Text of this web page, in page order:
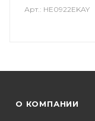
Арт.: HE0922EKAY
О КОМПАНИИ